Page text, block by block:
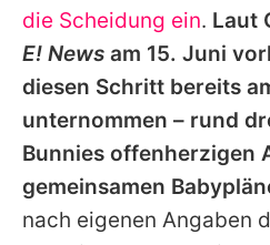
die Scheidung ein. Laut
E! News am 15. Juni
diesen Schritt bereits
unternommen – rund
Bunnies offenherzigen
gemeinsamen
nach eigenen Angaben